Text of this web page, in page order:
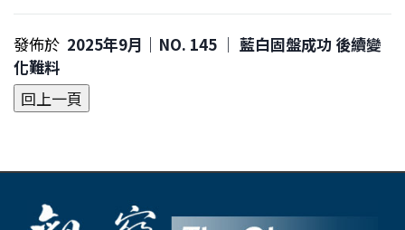
發佈於 2025年9月｜NO. 145 │ 藍白固盤成功 後續變
化難料